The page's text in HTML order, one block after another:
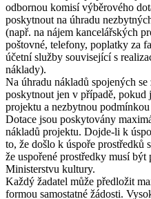
odbornou komisí výběrového
poskytnout na úhradu
(např. na nájem kancelářských
poštovné, telefony, poplatky za
účetní služby související s
náklady).
Na úhradu nákladů spojených
poskytnout jen v případě, pokud
projektu a nezbytnou
Dotace jsou poskytovány
nákladů projektu. Dojde-li k
to, že došlo k úspoře prostředků
že uspořené prostředky musí být
Ministerstvu kultury.
Každý žadatel může předložit
formou samostatné žádosti.